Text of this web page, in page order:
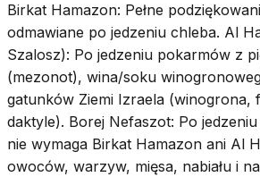
Birkat Hamazon: Pełne
odmawiane po jedzeniu chleba. Al
Szalosz): Po jedzeniu pokarmów z
(mezonot), wina/soku
gatunków Ziemi Izraela (winogrona,
daktyle). Borej Nefaszot: Po
nie wymaga Birkat Hamazon ani Al
owoców, warzyw, mięsa, nabiału i